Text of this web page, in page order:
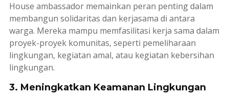
House ambassadormemainkan peran penting dalam
membangun solidaritas dan kerjasama di antara
warga. Mereka mampu memfasilitasi kerja sama dalam
proyek-proyek komunitas, seperti pemeliharaan
lingkungan, kegiatan amal, atau kegiatan kebersihan
lingkungan.
3. Meningkatkan Keamanan Lingkungan